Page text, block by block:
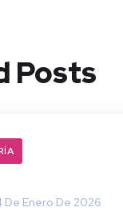
Posts
De Enero De 2026